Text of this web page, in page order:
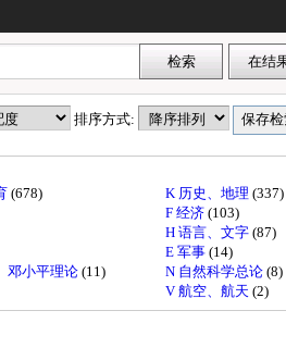
排序方式:
(678) K 历史、地理(337)
F 经济(103)
H 语言、文字(87)
E 军事(14)
邓小平理论(11) N 自然科学总论(8)
V 航空、航天(2)